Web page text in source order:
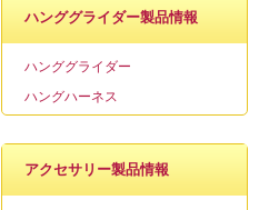
ハンググライダー製品情報
ハンググライダー
ハングハーネス
アクセサリー製品情報